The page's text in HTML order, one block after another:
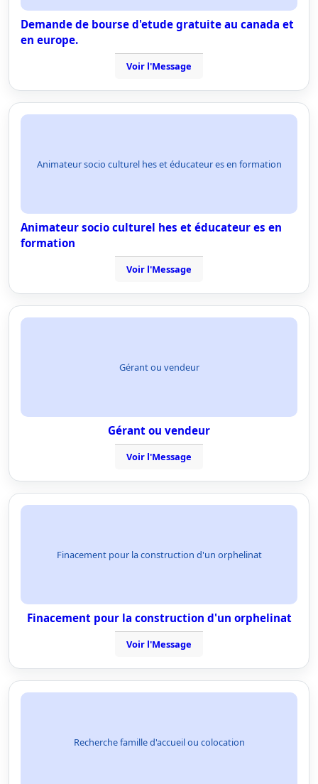
Demande de bourse d'etude gratuite au canada et
en europe.
Voir l'Message
Animateur socio culturel hes et éducateur es en formation
Animateur socio culturel hes et éducateur es en
formation
Voir l'Message
Gérant ou vendeur
Gérant ou vendeur
Voir l'Message
Finacement pour la construction d'un orphelinat
Finacement pour la construction d'un orphelinat
Voir l'Message
Recherche famille d'accueil ou colocation